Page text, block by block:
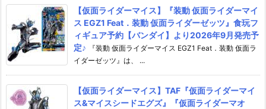
【仮面ライダーマイス】『装動 仮面ライダーマイ
ス EGZ1 Feat．装動 仮面ライダーゼッツ』食玩フ
ィギュア予約【バンダイ】より2026年9月発売予
定♪
『装動 仮面ライダーマイス EGZ1 Feat．装動 仮面ラ
イダーゼッツ』は、 ...
【仮面ライダーマイス】TAF『仮面ライダーマイ
ス&マイスシードエグズ』『仮面ライダーマオ